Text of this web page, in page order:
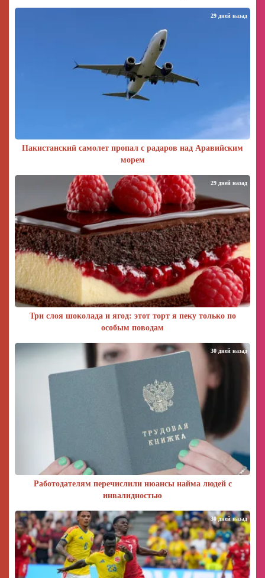
Пакистанский самолет пропал с радаров над Аравийским
морем
29 дней назад
Три слоя шоколада и ягод: этот торт я пеку только по
особым поводам
29 дней назад
Работодателям перечислили нюансы найма людей с
инвалидностью
30 дней назад
30 дней назад